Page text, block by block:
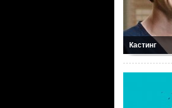
Кастинг